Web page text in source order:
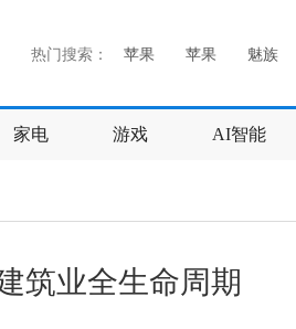
热门搜索： 苹果 苹果 魅族
家电 游戏 AI智能
筑业全生命周期